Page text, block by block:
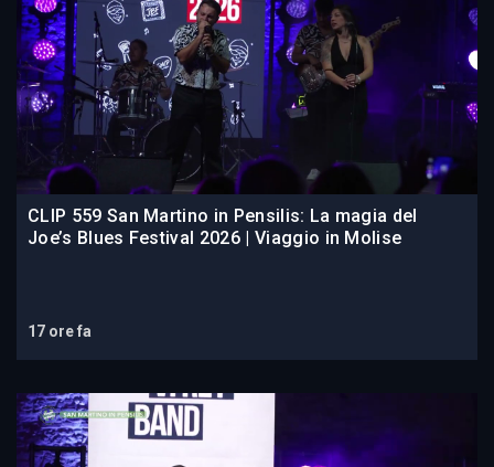
CLIP 559 San Martino in Pensilis: La magia del
Joe’s Blues Festival 2026 | Viaggio in Molise
17 ore fa